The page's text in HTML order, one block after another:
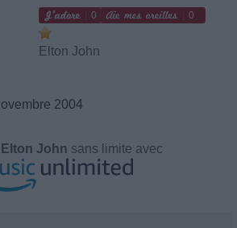
0 0
Elton John
2004
Elton John sans limite avec